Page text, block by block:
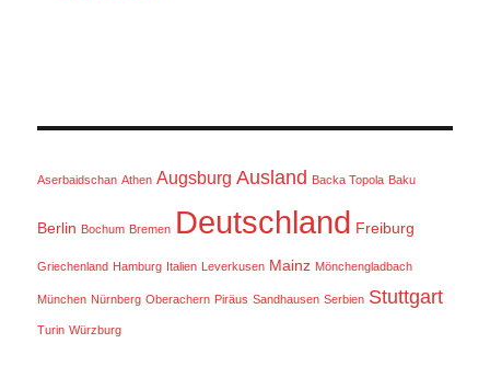
Aserbaidschan Athen Augsburg Ausland Backa Topola Baku
Berlin Bochum Bremen Deutschland Freiburg
Griechenland Hamburg Italien Leverkusen Mainz Mönchengladbach
München Nürnberg Oberachern Piräus Sandhausen Serbien Stuttgart
Turin Würzburg